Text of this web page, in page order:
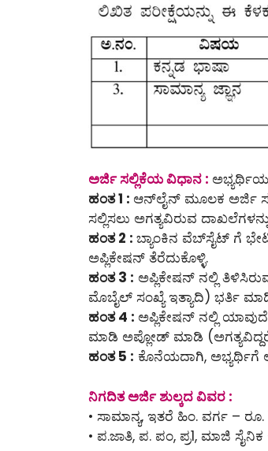
ಅರ್ಜಿ ಸಲ್ಲಿಕೆಯ ವಿಧಾನ :
ಹಂತ 1 : ಆನ್‌ಲೈನ್‌ ಮೂಲಕ ಅರ್ಜಿ
ಸಲ್ಲಿಸಲು ಅಗತ್ಯವಿರುವ
ಹಂತ 2 : ಬ್ಯಾಂಕಿನ ವೆಬ್‌ಸೈಟ್ ಗೆ
ಅಪ್ಲಿಕೇಷನ್ ತೆರೆದುಕೊಳ್ಳಿ.
ಹಂತ 3 : ಅಪ್ಲಿಕೇಷನ್ ನಲ್ಲಿ
ಮೊಬೈಲ್ ಸಂಖ್ಯೆ ಇತ್ಯಾದಿ) ಭರ್ತಿ
ಹಂತ 4 : ಅಪ್ಲಿಕೇಷನ್ ನಲ್ಲಿ
ಮಾಡಿ ಅಪ್ಲೋಡ್ ಮಾಡಿ
ಹಂತ 5 : ಕೊನೆಯದಾಗಿ, ಅಭ್ಯರ್ಥಿಗೆ
ನಿಗದಿತ ಅರ್ಜಿ ಶುಲ್ಕದ ವಿವರ :
• ಸಾಮಾನ್ಯ, ಇತರೆ ಹಿಂ. ವರ್ಗ – ರೂ.
• ಪ.ಜಾತಿ, ಪ. ಪಂ, ಪ್ರ1, ಮಾಜಿ